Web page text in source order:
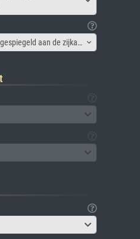
Canvas lijst - Afbeelding gespiegeld aan de zijkant